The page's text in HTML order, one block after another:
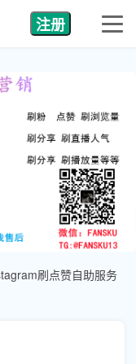
注册
刷点赞自助服务